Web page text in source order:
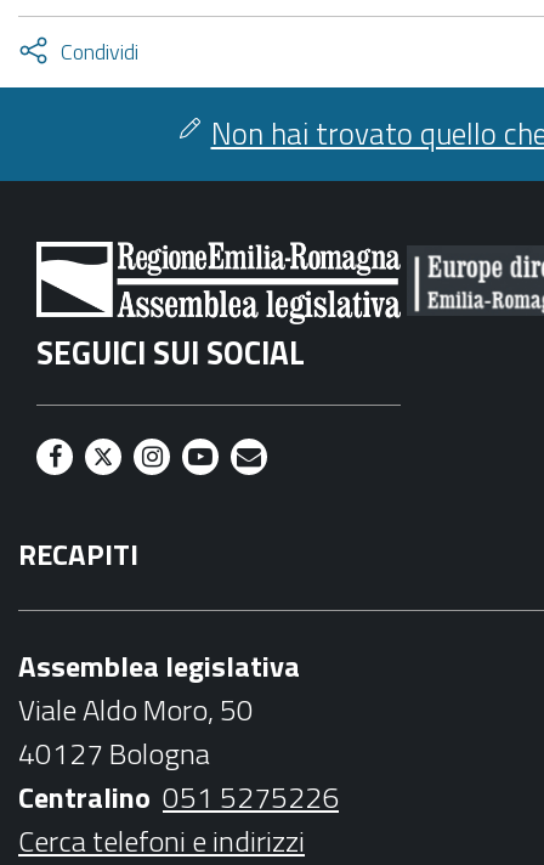
Condividi
facebook
twitter
Attiva
condividi
Non hai trovato quello
SEGUICI SUI SOCIAL
F
c
e
k
T
i
t
I
t
a
m
Y
t
b
e
M
l
RECAPITI
Assemblea legislativa
Viale Aldo Moro, 50
40127 Bologna
Centralino 051 5275226
Cerca telefoni e indirizzi